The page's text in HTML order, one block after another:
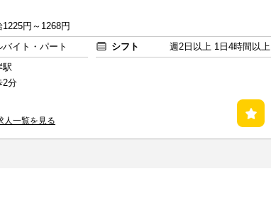
1225円～1268円
バイト・パート シフト
週2日以上 1日4時間以上
駅
2分
人一覧を見る